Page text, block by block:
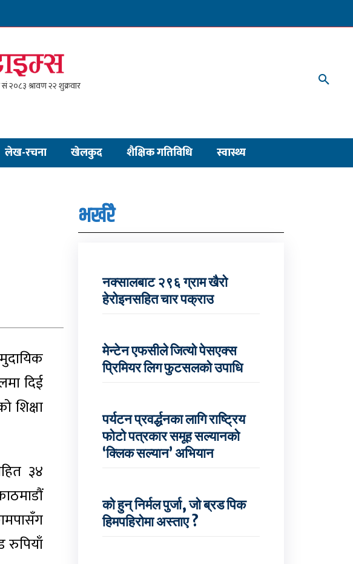
लेख-रचना खेलकुद शैक्षिक गतिविधि स्वास्थ्य
दिई
शिक्षा
३४
रुपियाँ
भर्खरै
नक्सालबाट २९६ ग्राम खैरो
हेरोइनसहित चार पक्राउ
मेन्टेन एफसीले जित्यो पेसएक्स
प्रिमियर लिग फुटसलको उपाधि
पर्यटन प्रवर्द्धनका लागि राष्ट्रिय
फोटो पत्रकार समूह सल्यानको
‘क्लिक सल्यान’ अभियान
को हुन् निर्मल पुर्जा, जो ब्रड पिक
हिमपहिरोमा अस्ताए ?